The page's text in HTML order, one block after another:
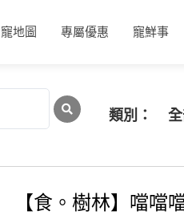
寵地圖 專屬優惠 寵鮮事
類別：
【食。樹林】噹噹